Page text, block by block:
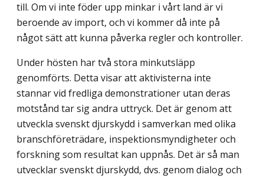
till. Om vi inte föder upp minkar i vårt land är vi
beroende av import, och vi kommer då inte på
något sätt att kunna påverka regler och kontroller.
Under hösten har två stora minkutsläpp
genomförts. Detta visar att aktivisterna inte
stannar vid fredliga demonstrationer utan deras
motstånd tar sig andra uttryck. Det är genom att
utveckla svenskt djurskydd i samverkan med olika
branschföreträdare, inspektionsmyndigheter och
forskning som resultat kan uppnås. Det är så man
utvecklar svenskt djurskydd, dvs. genom dialog och